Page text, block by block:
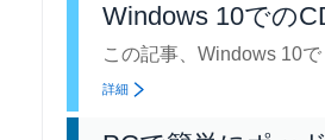
Windows 10での
この記事、Windows 10
詳細